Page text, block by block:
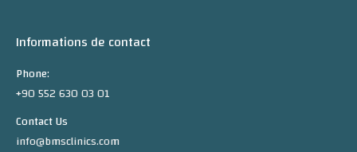
Informations de contact
Phone:
+90 552 630 03 01
Contact Us
info@bmsclinics.com